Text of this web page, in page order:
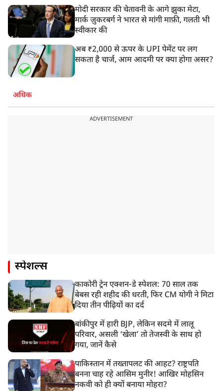
मोदी सरकार की चेतावनी के आगे झुका मेटा,
मार्क ज़ुकरबर्ग ने भारत से मांगी माफ़ी, गलती भी
स्वीकार की
अब ₹2,000 से ऊपर के UPI पेमेंट पर लग
सकता है चार्ज, आम आदमी पर क्या होगा असर?
अधिक
ADVERTISEMENT
स्पेशल्स
काकोरी ट्रेन एक्शन-डे स्पेशल: 70 साल तक
बेबस रही शहीद की धरती, फिर CM योगी ने मिटा
दिया तीन पीढ़ियों का दर्द
बांकीपुर में हारी BJP, लेकिन सदमे में लालू
परिवार, असली ‘खेला’ तो तेजस्वी के साथ हो
गया, जानें कैसे
पाकिस्तान में तख्तापलट की आहट? राष्ट्रपति
बनना चाह रहे आसिम मुनीर! आखिर मोहसिन
नकवी को ही क्यों बनाया मोहरा?